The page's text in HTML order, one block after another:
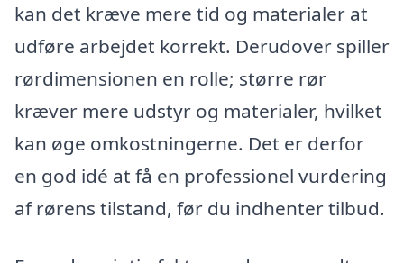
kan det kræve mere tid og materialer at
udføre arbejdet korrekt. Derudover spiller
rørdimensionen en rolle; større rør
kræver mere udstyr og materialer, hvilket
kan øge omkostningerne. Det er derfor
en god idé at få en professionel vurdering
af rørens tilstand, før du indhenter tilbud.